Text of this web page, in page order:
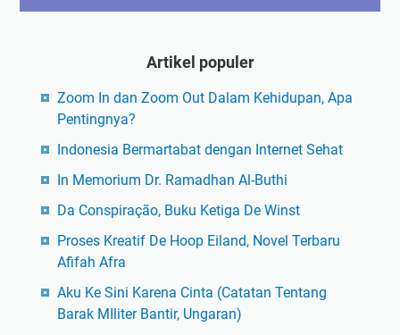
Artikel populer
Zoom In dan Zoom Out Dalam Kehidupan, Apa
Pentingnya?
Indonesia Bermartabat dengan Internet Sehat
In Memorium Dr. Ramadhan Al-Buthi
Da Conspiração, Buku Ketiga De Winst
Proses Kreatif De Hoop Eiland, Novel Terbaru
Afifah Afra
Aku Ke Sini Karena Cinta (Catatan Tentang
Barak MIliter Bantir, Ungaran)